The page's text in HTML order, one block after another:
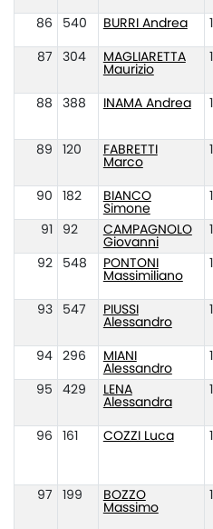
86
540 BURRI Andrea
87
304
MAGLIARETTA
Maurizio
88
388 INAMA Andrea
89
120
FABRETTI
Marco
90
182
BIANCO
Simone
91
92
CAMPAGNOLO
Giovanni
92
548
PONTONI
Massimiliano
93
547
PIUSSI
Alessandro
94
296
MIANI
Alessandro
95
429
LENA
Alessandra
96
161 COZZI Luca
97
199
BOZZO
Massimo